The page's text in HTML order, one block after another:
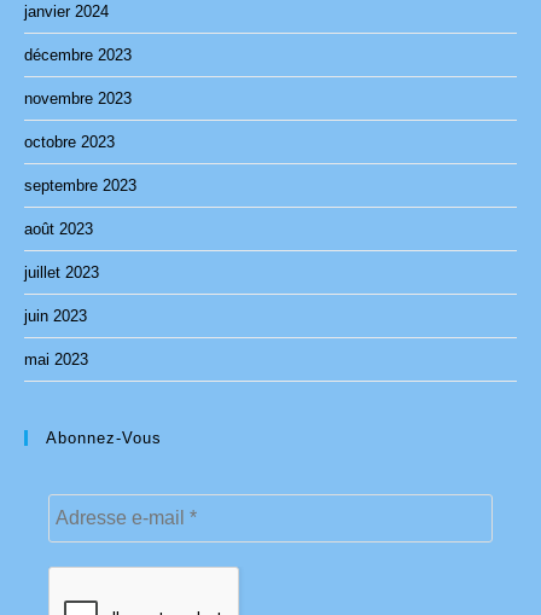
janvier 2024
décembre 2023
novembre 2023
octobre 2023
septembre 2023
août 2023
juillet 2023
juin 2023
mai 2023
Abonnez-Vous